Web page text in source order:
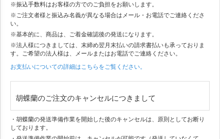
※振込手数料はお客様の方でのご負担をお願いします。
※ご注文者様と振込み名義が異なる場合はメール・お電話でご連絡くださ
い。
※基本的に、商品は、ご着金確認後の発送になります。
※法人様につきましては、末締め翌月末払いの請求書払いも承っておりま
す。ご希望の法人様は、メールまたはお電話でご連絡ください。
お支払いについての詳細はこちらをご覧ください。
胡蝶蘭のご注文のキャンセルにつきまして
・胡蝶蘭の発送準備作業を開始した後のキャンセルは、原則としてお断り
しております。